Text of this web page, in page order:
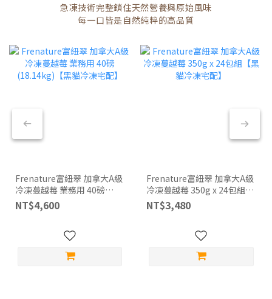
急凍技術完整鎖住天然營養與原始風味
每一口皆是自然純粹的高品質
Frenature富紐翠 加拿大A級
冷凍蔓越莓 業務用 40磅
(18.14kg)【黑貓冷凍宅配】
NT$4,600
Frenature富紐翠 加拿大A級
冷凍蔓越莓 350g x 24包組
【黑貓冷凍宅配】
NT$3,480